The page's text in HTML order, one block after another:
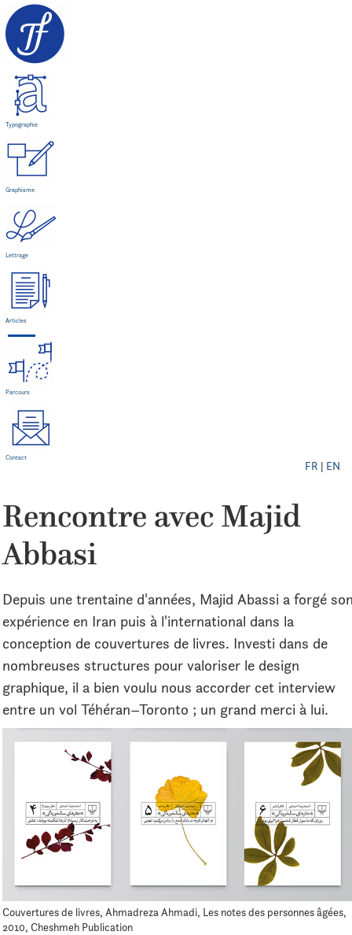
Typographie
Graphisme
Lettrage
Articles
Parcours
Contact
FR | EN
Rencontre avec Majid
Abbasi
Depuis une trentaine d'années, Majid Abassi a forgé
expérience en Iran puis à l'international dans la
conception de couvertures de livres. Investi dans de
nombreuses structures pour valoriser le design
graphique, il a bien voulu nous accorder cet interview
entre un vol Téhéran–Toronto ; un grand merci à lui.
Couvertures de livres, Ahmadreza Ahmadi, Les notes des personnes âgées,
2010, Cheshmeh Publication